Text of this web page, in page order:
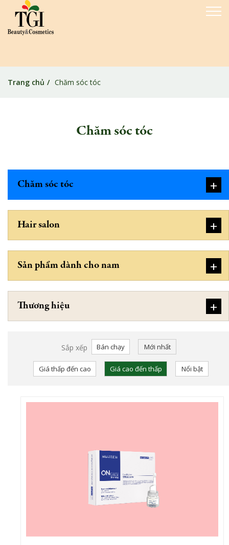
Trang chủ Chăm sóc tóc
Chăm sóc tóc
Chăm sóc tóc +
Hair salon +
Sản phẩm dành cho nam +
Thương hiệu +
Sắp xếp Bán chạy Mới nhất
Giá thấp đến cao Giá cao đến thấp Nổi bật